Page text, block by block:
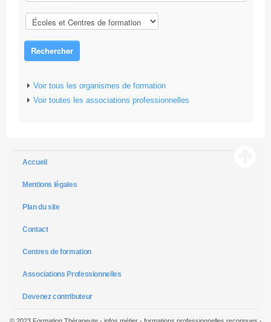
Rechercher
Voir tous les organismes de formation
Voir toutes les associations professionnelles
Accueil
Mentions légales
Plan du site
Contact
Centres de formation
Associations Professionnelles
Devenez contributeur